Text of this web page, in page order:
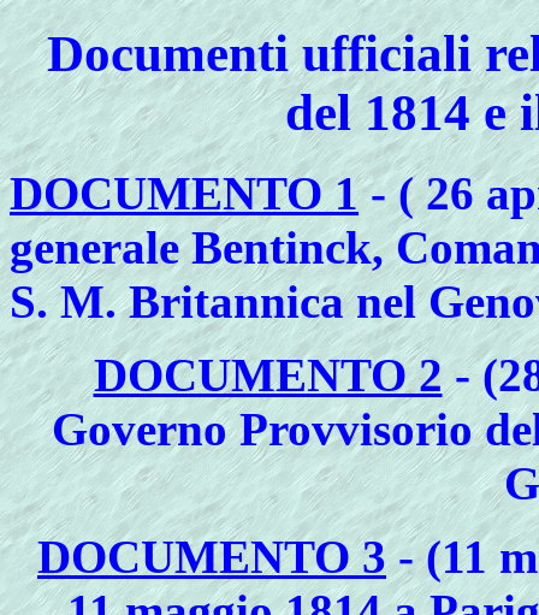
Documenti ufficiali
del 1814 e
DOCUMENTO 1- ( 26
generale Bentinck,
S. M. Britannica nel
DOCUMENTO 2-
Governo Provvisorio
DOCUMENTO 3- (11